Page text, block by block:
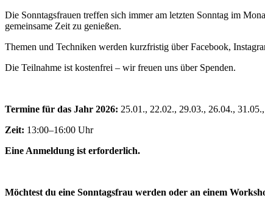
Die Sonntagsfrauen treffen sich immer am letzten Sonntag im
gemeinsame Zeit zu genießen.
Themen und Techniken werden kurzfristig über Facebook,
Die Teilnahme ist kostenfrei – wir freuen uns über Spenden.
Termine für das Jahr 2026: 25.01., 22.02., 29.03., 26.04.,
Zeit: 13:00–16:00 Uhr
Eine Anmeldung ist erforderlich.
Möchtest du eine Sonntagsfrau werden oder an einem